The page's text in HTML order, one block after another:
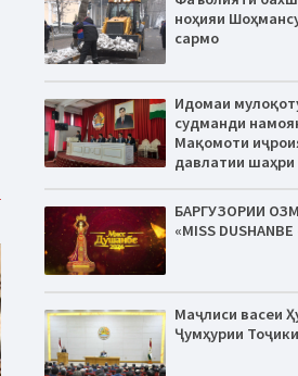
ноҳияи
сармо
Идомаи
судманди
Мақомоти
давлатии
БАРГУЗОРИИ
«MISS DUSHANBE
Маҷлиси васеи
Ҷумҳурии